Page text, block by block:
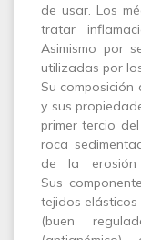
de usar. Los
tratar
Asimismo por
utilizadas por
Su composición
y sus
primer tercio
roca
de la erosión
Sus
tejidos elásticos
(buen